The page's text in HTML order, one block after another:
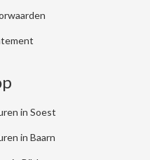
in Soest
in Baarn